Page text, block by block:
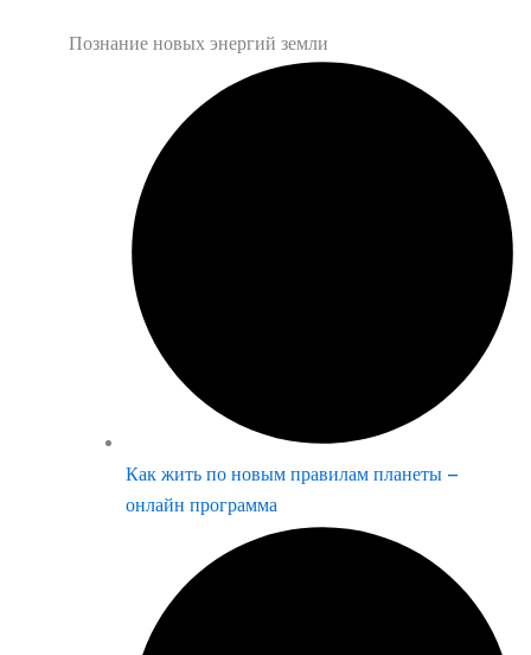
Познание новых энергий земли
Как жить по новым правилам планеты –
онлайн программа